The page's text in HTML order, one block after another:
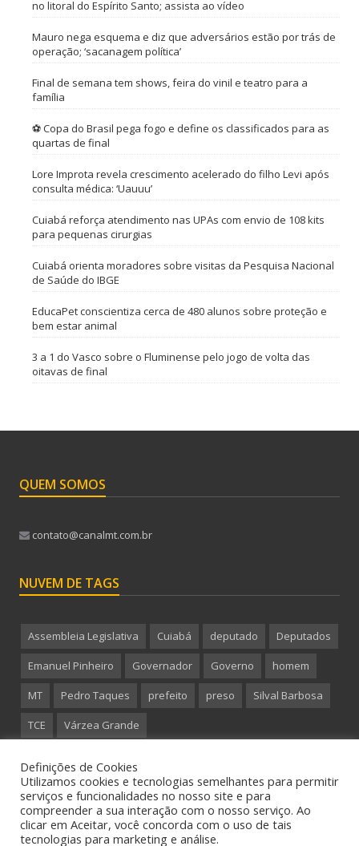
no litoral do Espírito Santo; assista ao vídeo
Mauro nega esquema e diz que adversários estão por trás de
operação; ‘sacanagem política’
Final de semana tem shows, feira do vinil e teatro para a
família
⚽ Copa do Brasil pega fogo e define os classificados para as
quartas de final
Lore Improta revela crescimento acelerado do filho Levi após
consulta médica: ‘Uauuu’
Cuiabá reforça atendimento nas UPAs com envio de 108 kits
para pequenas cirurgias
Cuiabá orienta moradores sobre visitas da Pesquisa Nacional
de Saúde do IBGE
EducaPet conscientiza cerca de 480 alunos sobre proteção e
bem estar animal
3 a 1 do Vasco sobre o Fluminense pelo jogo de volta das
oitavas de final
QUEM SOMOS
contato@canalmt.com.br
NUVEM DE TAGS
Assembleia Legislativa Cuiabá deputado Deputados
Emanuel Pinheiro Governador Governo homem
MT Pedro Taques prefeito preso Silval Barbosa
TCE Várzea Grande
Copyright 2015 CanalMT - Todos os direitos reservados.
Definições de Cookies
Utilizamos cookies e tecnologias semelhantes para permitir
serviços e funcionalidades no nosso site e para
compreender a sua interação com o nosso serviço. Ao
clicar em Aceitar, você concorda com o uso de tais
tecnologias para marketing e análise.